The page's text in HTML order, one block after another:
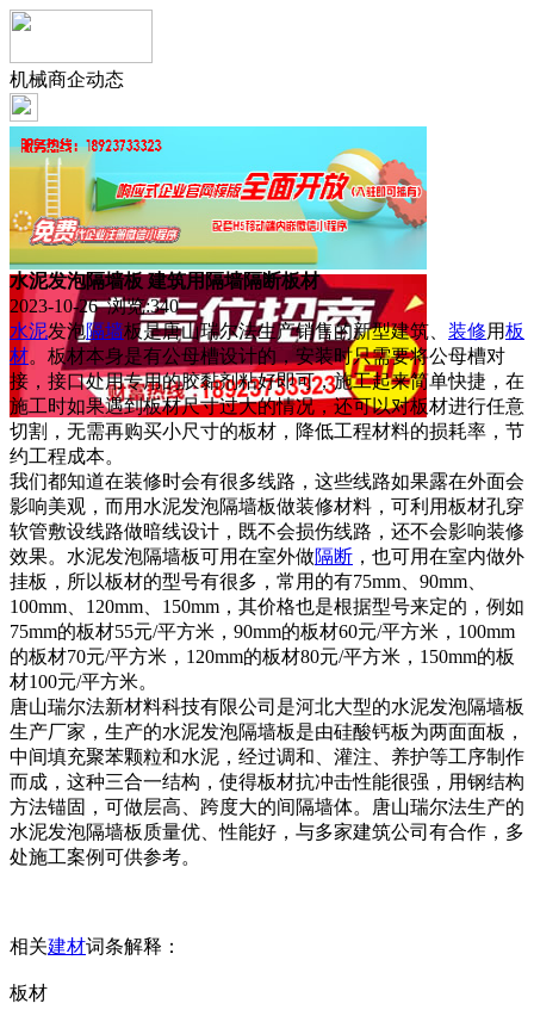
机械商企动态
水泥发泡隔墙板 建筑用隔墙隔断板材
2023-10-26 浏览:340
水泥发泡隔墙板是唐山瑞尔法生产销售的新型建筑、 装修用板
材。板材本身是有公母槽设计的，安装时只需要将公母槽对
接，接口处用专用的胶黏剂粘好即可，施工起来简单快捷，在
施工时如果遇到板材尺寸过大的情况，还可以对板材进行任意
切割，无需再购买小尺寸的板材，降低工程材料的损耗率，节
约工程成本。
我们都知道在装修时会有很多线路，这些线路如果露在外面会
影响美观，而用水泥发泡隔墙板做装修材料，可利用板材孔穿
软管敷设线路做暗线设计，既不会损伤线路，还不会影响装修
效果。水泥发泡隔墙板可用在室外做隔断 ，也可用在室内做外
挂板，所以板材的型号有很多，常用的有75mm、90mm、
100mm、120mm、150mm，其价格也是根据型号来定的，例如
75mm的板材55元/平方米，90mm的板材60元/平方米，100mm
的板材70元/平方米，120mm的板材80元/平方米，150mm的板
材100元/平方米。
唐山瑞尔法新材料科技有限公司是河北大型的水泥发泡隔墙板
生产厂家，生产的水泥发泡隔墙板是由硅酸钙板为两面面板，
中间填充聚苯颗粒和水泥，经过调和、灌注、养护等工序制作
而成，这种三合一结构，使得板材抗冲击性能很强，用钢结构
方法锚固，可做层高、跨度大的间隔墙体。唐山瑞尔法生产的
水泥发泡隔墙板质量优、性能好，与多家建筑公司有合作，多
处施工案例可供参考。
相关建材词条解释：
板材